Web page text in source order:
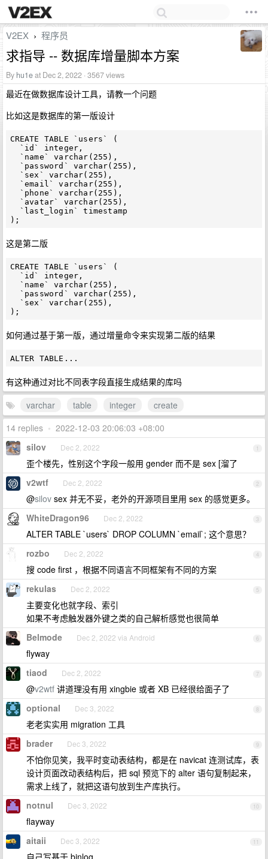
V2EX › 程序员
求指导 -- 数据库增量脚本方案
By hu1eat Dec 2, 2022 · 3567 views
最近在做数据库设计工具，请教一个问题
比如这是数据库的第一版设计
CREATE TABLE `users` (
这是第二版
CREATE TABLE `users` (
如何通过基于第一版，通过增量命令来实现第二版的结果
有这种通过对比不同表字段直接生成结果的库吗
varchar
table integer
create
14 replies • 2022-12-03 20:06:03 +08:00
1
silov Dec 2, 2022
歪个楼先，性别这个字段一般用 gender 而不是 sex [溜了
2
v2wtf Dec 2, 2022
@silov sex 并无不妥，老外的开源项目里用 sex 的感觉更多。
3
WhiteDragon96 Dec 2, 2022
ALTER TABLE `users` DROP COLUMN `email`; 这个意思？
4
rozbo Dec 2, 2022
搜 code first ，根据不同语言不同框架有不同的方案
5
rekulas Dec 2, 2022
主要变化也就字段、索引
如果不考虑触发器外键之类的自己解析感觉也很简单
6
Belmode Dec 2, 2022 via Android
flyway
7
tiaod Dec 2, 2022
@v2wtf 讲道理没有用 xingbie 或者 XB 已经很给面子了
8
optional Dec 3, 2022
老老实实用 migration 工具
9
brader Dec 3, 2022
不怕你见笑，我平时变动表结构，都是在 navicat 连测试库，表
设计页面改动表结构后，把 sql 预览下的 alter 语句复制起来，
需求上线了，就把这语句放到生产库执行。
10
notnul Dec 3, 2022
flayway
11
aitaii Dec 3, 2022
自己写基于 binlog